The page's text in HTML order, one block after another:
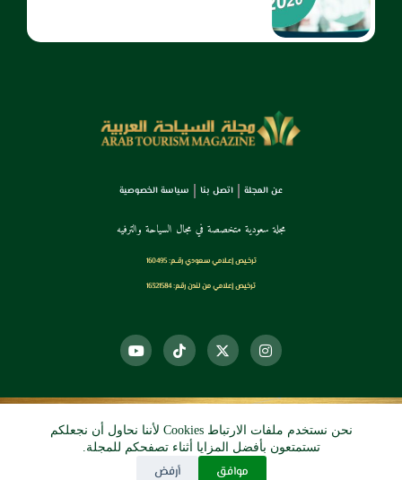
نحن نستخدم ملفات الارتباط Cookies لأننا نحاول أن نجعلكم
تستمتعون بأفضل المزايا أثناء تصفحكم للمجلة.
موافق أرفض
عن المجلة اتصل بنا سياسة الخصوصية
مجلة سعودية متخصصة في مجال السياحة والترفيه
ترخـيص إعـلامي سـعودي رقــم: 160495
ترخيص إعلامي من لندن رقم: 16321584
© 2026 دي آرو الرقمي